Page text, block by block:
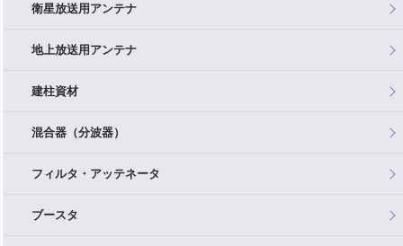
衛星放送用アンテナ
地上放送用アンテナ
建柱資材
混合器（分波器）
フィルタ・アッテネータ
ブースタ